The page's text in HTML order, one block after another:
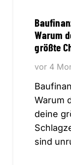
Warum
größte
vor 4
Warum
deine
sind